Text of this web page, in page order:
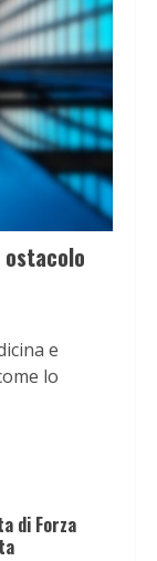
e
lo
di Forza